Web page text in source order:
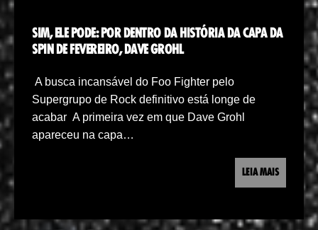
SIM, ELE PODE: POR DENTRO DA HISTÓRIA DA CAPA DA
SPIN DE FEVEREIRO, DAVE GROHL
A busca incansável do Foo Fighter pelo
Supergrupo de Rock definitivo está longe de
acabar A primeira vez em que Dave Grohl
apareceu na capa…
LEIA MAIS